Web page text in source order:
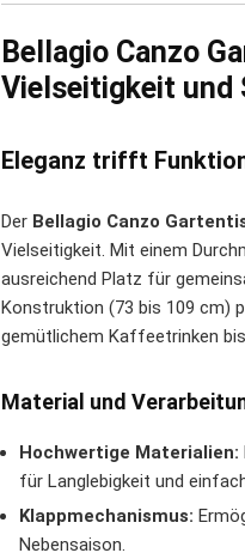
Bellagio Canzo
Vielseitigkeit und
Eleganz trifft
Der Bellagio Canzo
Vielseitigkeit. Mit einem
ausreichend Platz für
Konstruktion (73 bis 109 cm)
gemütlichem Kaffeetrinken
Material und
Hochwertige Materialien:
für Langlebigkeit und
Klappmechanismus:
Nebensaison.